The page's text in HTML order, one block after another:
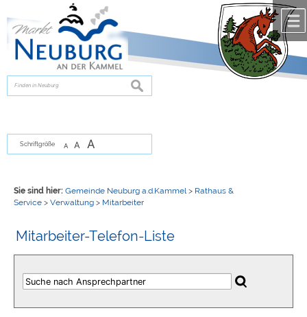
zur Navigationoder
springen.
suchen
Schriftgröße A A A
Sie sind hier: Gemeinde Neuburg a.d.Kammel > Rathaus &
Service> Verwaltung> Mitarbeiter
Mitarbeiter-Telefon-Liste